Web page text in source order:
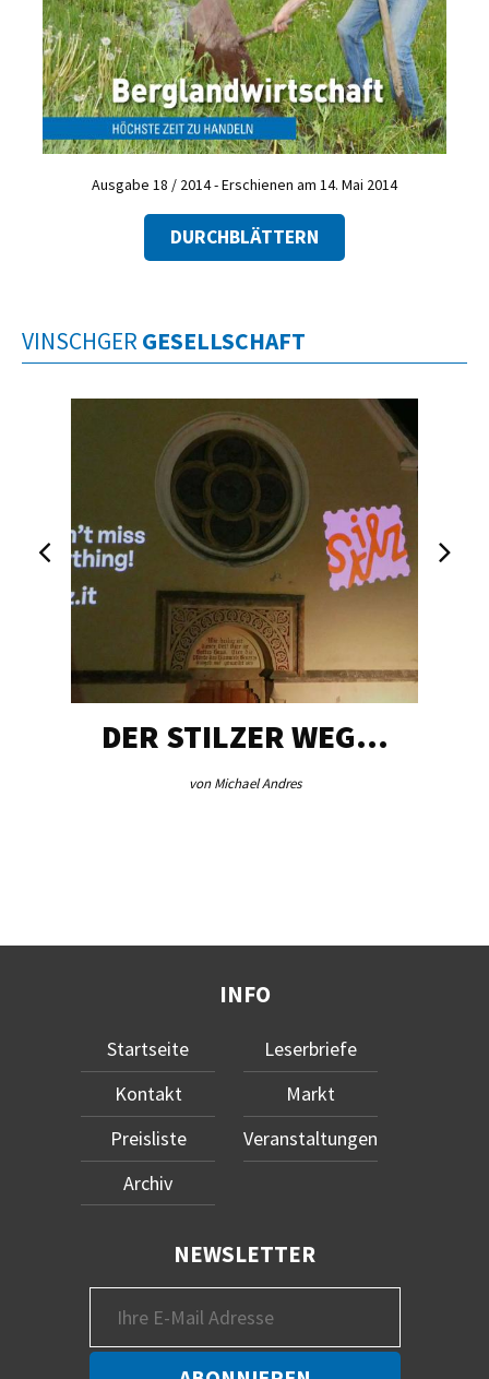
Ausgabe 18 / 2014 - Erschienen am 14. Mai 2014
DURCHBLÄTTERN
VINSCHGER GESELLSCHAFT
DER STILZER WEG…
von Michael Andres
INFO
Startseite
Kontakt
Preisliste
Archiv
Leserbriefe
Markt
Veranstaltungen
NEWSLETTER